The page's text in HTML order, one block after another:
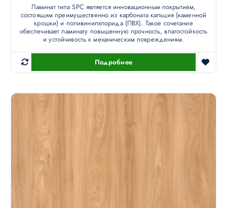
Ламинат типа SPC является инновационным покрытием,
состоящим преимущественно из карбоната кальция (каменной
крошки) и поливинилхлорида (ПВХ). Такое сочетание
обеспечивает ламинату повышенную прочность, влагостойкость
и устойчивость к механическим повреждениям.
Подробнее